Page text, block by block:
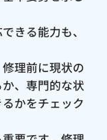
きる能力も、
理前に現状の
、専門的な状
かをチェック